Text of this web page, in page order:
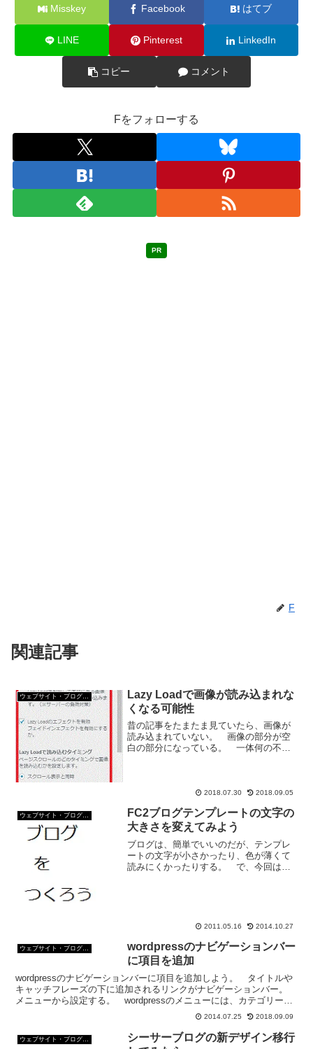
Misskey Facebook はてブ
LINE Pinterest LinkedIn
コピー コメント
Fをフォローする
PR
F
関連記事
ウェブサイト・ブログ作成
Lazy Loadで画像が読み込まれな
くなる可能性
昔の記事をたまたま見ていたら、画像が
読み込まれていない。 画像の部分が空
白の部分になっている。 一体何の不都
も画像が出てこない。 サ...
2018.07.30 2018.09.05
FC2ブログテンプレートの文字の
大きさを変えてみよう
ブログは、簡単でいいのだが、テンプレ
ートの文字が小さかったり、色が薄くて
読みにくかったりする。 で、今回は、
2011.05.16 2014.10.27
ウェブサイト・ブログ作成
wordpressのナビゲーションバー
に項目を追加
wordpressのナビゲーションバーに項目を追加しよう。 タイトルや
キャッチフレーズの下に追加されるリンクがナビゲーションバー。
メニューから設定する。 wordpressのメニューには、カテゴリーや
2014.07.25 2018.09.09
シーサーブログの新デザイン移行